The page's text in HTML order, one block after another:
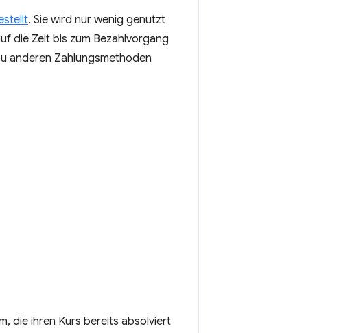
. Sie wird nur wenig genutzt
die Zeit bis zum Bezahlvorgang
anderen Zahlungsmethoden
die ihren Kurs bereits absolviert